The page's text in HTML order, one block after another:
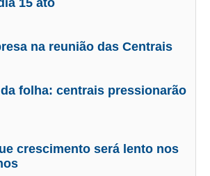
15 ato
na reunião das Centrais
folha: centrais pressionarão
crescimento será lento nos